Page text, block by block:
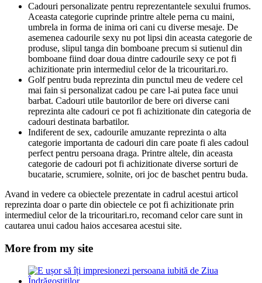
Cadouri personalizate pentru reprezentantele sexului frumos.
Aceasta categorie cuprinde printre altele perna cu maini,
umbrela in forma de inima ori cani cu diverse mesaje. De
asemenea cadourile sexy nu pot lipsi din aceasta categorie de
produse, slipul tanga din bomboane precum si sutienul din
bomboane fiind doar doua dintre cadourile sexy ce pot fi
achizitionate prin intermediul celor de la tricouritari.ro.
Golf pentru buda reprezinta din punctul meu de vedere cel
mai fain si personalizat cadou pe care l-ai putea face unui
barbat. Cadouri utile bautorilor de bere ori diverse cani
reprezinta alte cadouri ce pot fi achizitionate din categoria de
cadouri destinata barbatilor.
Indiferent de sex, cadourile amuzante reprezinta o alta
categorie importanta de cadouri din care poate fi ales cadoul
perfect pentru persoana draga. Printre altele, din aceasta
categorie de cadouri pot fi achizitionate diverse sorturi de
bucatarie, scrumiere, solnite, ori joc de baschet pentru buda.
Avand in vedere ca obiectele prezentate in cadrul acestui articol
reprezinta doar o parte din obiectele ce pot fi achizitionate prin
intermediul celor de la tricouritari.ro, recomand celor care sunt in
cautarea unui cadou haios accesarea acestui site.
More from my site